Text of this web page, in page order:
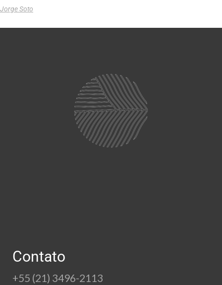
Jorge Soto
Contato
+55 (21) 3496-2113